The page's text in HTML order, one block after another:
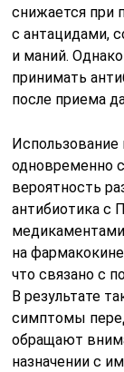
снижается при
с антацидами,
и маний.
принимать
после приема
Использование
одновременно
вероятность
антибиотика с
на
что связано с
В результате
симптомы
обращают
назначении с